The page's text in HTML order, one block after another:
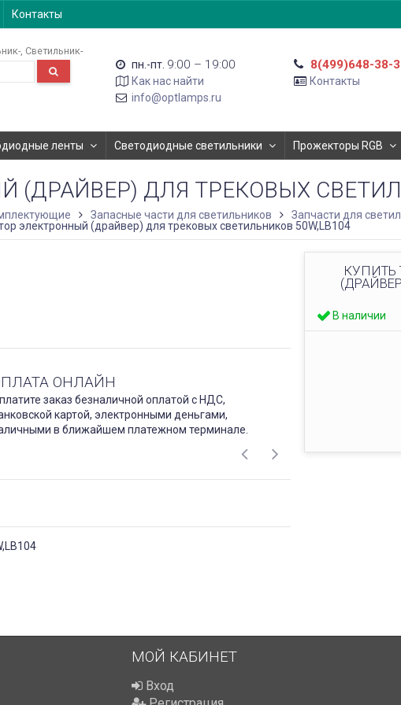
Контакты
Светильник-
пн.-пт. 9:00 – 19:00
Как нас найти
info@optlamps.ru
8(499)648-38-
Контакты
ленты Светодиодные светильники Прожекторы RGB
ДЛЯ ТРЕКОВЫХ
Запасные части для светильников
Запчасти для
электронный (драйвер) для трековых светильников 50W,LB104
КУПИТЬ
В наличии
ОНЛАЙН
заказ безналичной оплатой с НДС,
картой, электронными деньгами,
в ближайшем платежном терминале.
ОФИС В
Будем рады
Москва,
МОЙ КАБИНЕТ
Вход